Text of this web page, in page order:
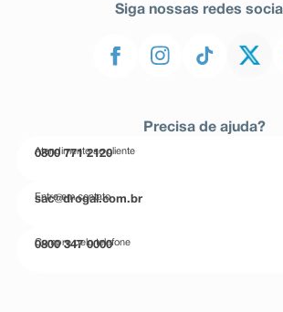
Siga nossas redes
Precisa de ajuda?
Atendimento ao cliente
0800 771 2120
Entre em contato
sac@drogal.com.br
Compre pelo telefone
0800 347 0000